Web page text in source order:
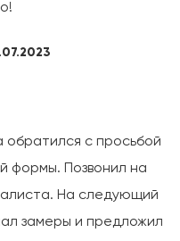
обратился с просьбой
формы. Позвонил на
На следующий
замеры и предложил